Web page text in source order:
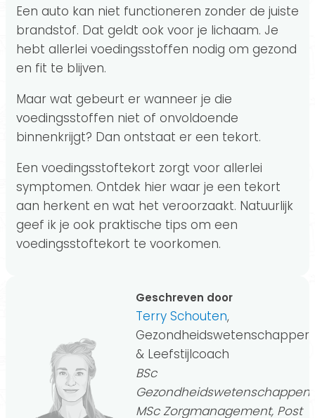
Een auto kan niet functioneren zonder de juiste
brandstof. Dat geldt ook voor je lichaam. Je
hebt allerlei voedingsstoffen nodig om gezond
en fit te blijven.
Maar wat gebeurt er wanneer je die
voedingsstoffen niet of onvoldoende
binnenkrijgt? Dan ontstaat er een tekort.
Een voedingsstoftekort zorgt voor allerlei
symptomen. Ontdek hier waar je een tekort
aan herkent en wat het veroorzaakt. Natuurlijk
geef ik je ook praktische tips om een
voedingsstoftekort te voorkomen.
Geschreven door
Terry Schouten,
Gezondheidswetenschapper
& Leefstijlcoach
BSc
Gezondheidswetenschappen,
MSc Zorgmanagement, Post